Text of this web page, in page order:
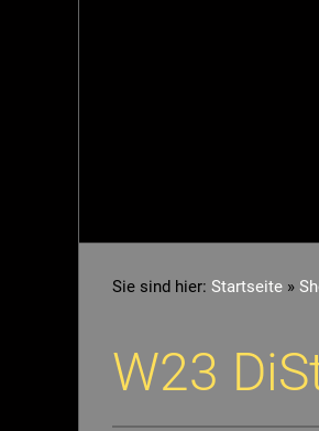
Sie sind hier: Startseite »
W23